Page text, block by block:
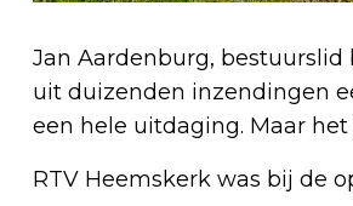
Jan Aardenburg, bestuurslid
uit duizenden inzendingen
een hele uitdaging. Maar
RTV Heemskerk was bij de